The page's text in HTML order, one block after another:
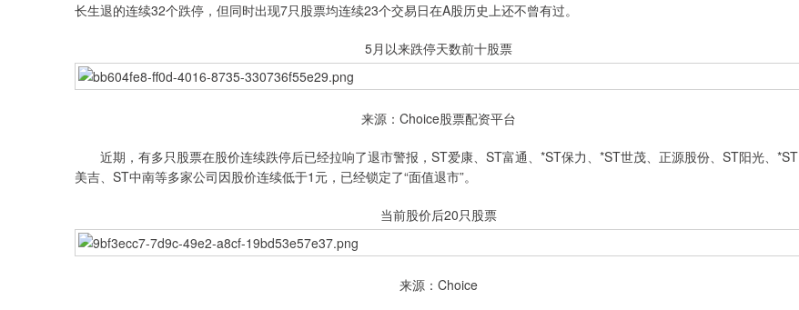
长生退的连续32个跌停，但同时出现7只股票均连续23个交易日在A股历史上还不曾有过。
5月以来跌停天数前十股票
来源：Choice股票配资平台
近期，有多只股票在股价连续跌停后已经拉响了退市警报，ST爱康、ST富通、*ST保力、*ST世茂、正源股份、ST阳光、*ST
美吉、ST中南等多家公司因股价连续低于1元，已经锁定了“面值退市”。
当前股价后20只股票
来源：Choice